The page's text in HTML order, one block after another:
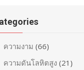
ความงาม (66)
ความดันโลหิตสูง (21)